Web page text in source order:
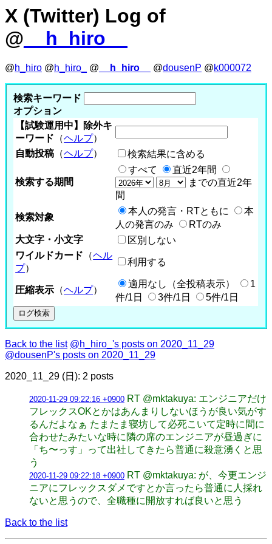
X (Twitter) Log of
@ __h_hiro__
@h_hiro @h_hiro_ @ __h_hiro__ @dousenP @k000072
検索キーワード
オプション
【試験運用中】除外キ
ーワード （ヘルプ）
自動投稿 （ヘルプ） 検索結果に含める
検索する期間
すべて
直近2年間
までの直近2年
間
検索対象
本人の発言・RTともに
本
人の発言のみ
RTのみ
大文字・小文字
区別しない
ワイルドカード （ヘル
プ）
利用する
圧縮表示 （ヘルプ）
適用なし（全投稿表示）
1
件/1日
3件/1日 5件/1日
Back to the list @h_hiro_'s posts on 2020_11_29
@dousenP's posts on 2020_11_29
2020_11_29 (日): 2 posts
2020-11-29 09:22:16 +0900 RT @mktakuya: エンジニアだけ
フレックスOKとかはあんまりしないほうが良い気がす
るんだよなぁ たまたま寝坊して必死こいて定時に間に
合わせたみたいな時に隣の席のエンジニアが昼過ぎに
「ち〜っす」って出社してきたら普通に殺意湧くと思
う
2020-11-29 09:22:18 +0900 RT @mktakuya: が、今更エンジ
ニアにフレックスダメですとか言ったら普通に人採れ
ないと思うので、全職種に開放すれば良いと思う
Back to the list